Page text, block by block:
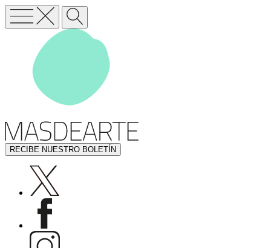
RECIBE NUESTRO BOLETÍN